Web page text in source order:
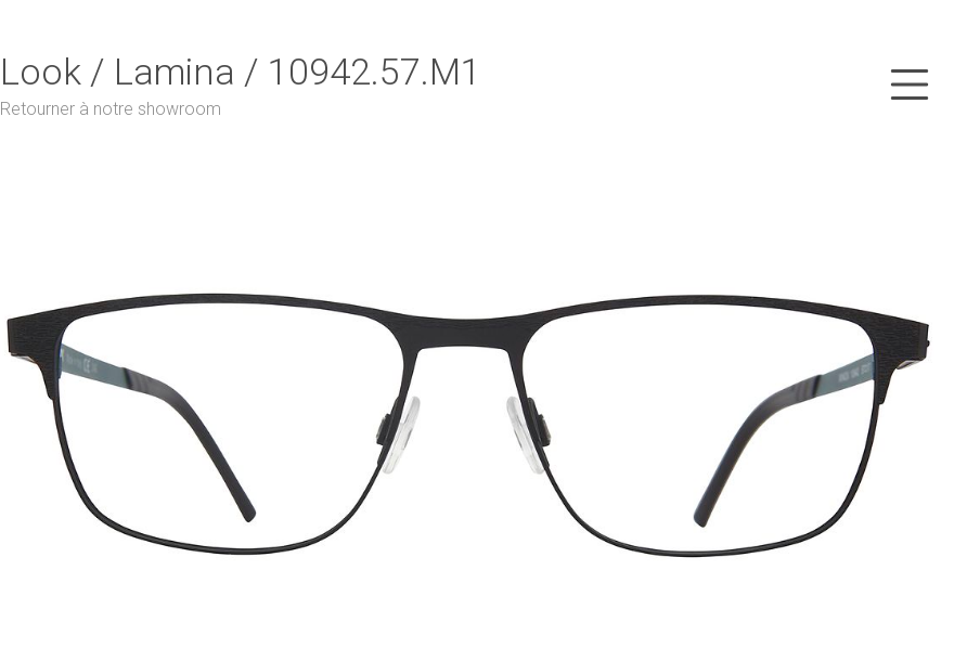
Look / Lamina / 10942.57.M1
Retourner à notre showroom